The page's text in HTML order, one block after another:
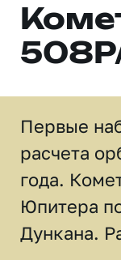
Первые
расчета
года.
Юпитера
Дункана.